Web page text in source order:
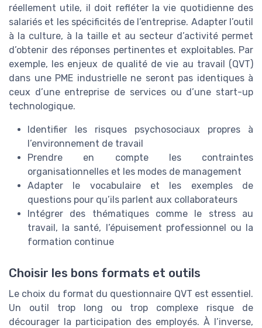
réellement utile, il doit refléter la vie quotidienne des
salariés et les spécificités de l’entreprise. Adapter l’outil
à la culture, à la taille et au secteur d’activité permet
d’obtenir des réponses pertinentes et exploitables. Par
exemple, les enjeux de qualité de vie au travail (QVT)
dans une PME industrielle ne seront pas identiques à
ceux d’une entreprise de services ou d’une start-up
technologique.
Identifier les risques psychosociaux propres à
l’environnement de travail
Prendre en compte les contraintes
organisationnelles et les modes de management
Adapter le vocabulaire et les exemples de
questions pour qu’ils parlent aux collaborateurs
Intégrer des thématiques comme le stress au
travail, la santé, l’épuisement professionnel ou la
formation continue
Choisir les bons formats et outils
Le choix du format du questionnaire QVT est essentiel.
Un outil trop long ou trop complexe risque de
décourager la participation des employés. À l’inverse,